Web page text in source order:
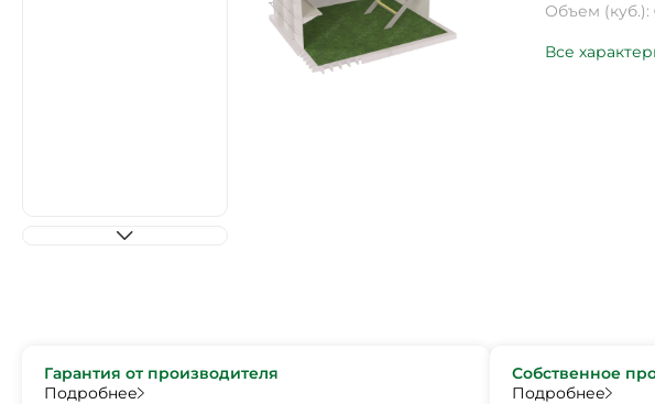
Объем (куб.):
Все
Гарантия от производителя
Подробнее
Собственное
Подробнее